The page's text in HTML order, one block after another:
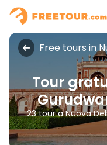
Free tours in
Tour
23 tour a Nuova